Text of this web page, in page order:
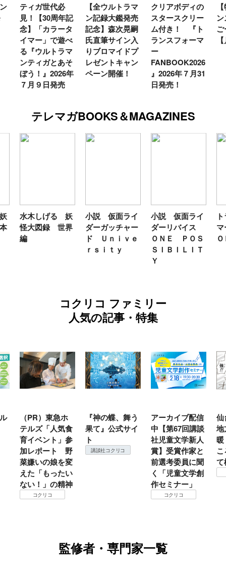
【全ウルトラマ
ン記録大鑑発売
記念】森次晃嗣
氏直筆サイン入
りブロマイドプ
レゼントキャン
ペーン開催！
クリアボディの
スタースクリー
ム付き！ 『ト
ランスフォーマ
ー
FANBOOK2026
』2026年７月31
【特別編】トラ
ンスフォーマー
ごー！ごー！
【月イチ更新】
♡
テレマガBOOKS＆MAGAZINES
小説 仮面ライ
ダーガッチャー
ド Ｕｎｉｖｅ
小説 仮面ライ
ダーリバイス
ＯＮＥ ＰＯＳ
ＳＩＢＩＬＩＴ
トランスフォー
マーＦＡＮＢＯ
ＯＫ２０２６
コクリコ ファミリー
人気の記事・特集
『神の蝶、舞う
果て』公式サイ
ト
講談社コクリコ
アーカイブ配信
中【第67回講談
社児童文学新人
賞】受賞作家と
仙台の冬は東北
地方では温
暖？ 本当のと
ころは仙台に来
て検証すべし！
コクリコ
監修者・専門家一覧